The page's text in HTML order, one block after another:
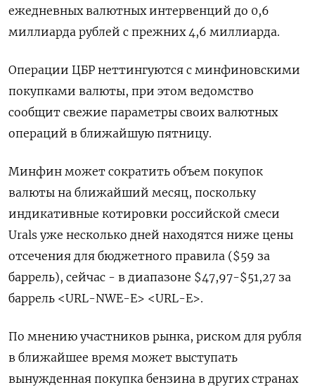
ежедневных валютных интервенций до 0,6
миллиарда рублей с прежних 4,6 миллиарда.
Операции ЦБР неттингуются с минфиновскими
покупками валюты, при этом ведомство
сообщит свежие параметры своих валютных
операций в ближайшую пятницу.
Минфин может сократить объем покупок
валюты на ближайший месяц, поскольку
индикативные котировки российской смеси
Urals уже несколько дней находятся ​ниже цены
отсечения для бюджетного правила ($59 за
⁠баррель), сейчас - в диапазоне $47,97-$51,27 за
баррель <URL-NWE-E> <URL-E>.
По мнению участников рынка, риском для рубля
в ближайшее время может выступать
вынужденная покупка бензина в других странах